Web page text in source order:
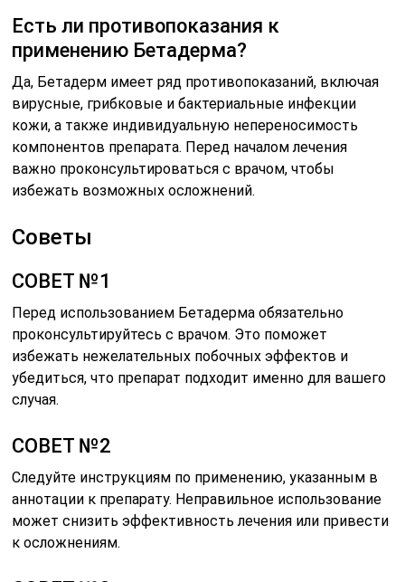
Есть ли противопоказания к
применению Бетадерма?
Да, Бетадерм имеет ряд противопоказаний, включая
вирусные, грибковые и бактериальные инфекции
кожи, а также индивидуальную непереносимость
компонентов препарата. Перед началом лечения
важно проконсультироваться с врачом, чтобы
избежать возможных осложнений.
Советы
СОВЕТ №1
Перед использованием Бетадерма обязательно
проконсультируйтесь с врачом. Это поможет
избежать нежелательных побочных эффектов и
убедиться, что препарат подходит именно для вашего
случая.
СОВЕТ №2
Следуйте инструкциям по применению, указанным в
аннотации к препарату. Неправильное использование
может снизить эффективность лечения или привести
к осложнениям.